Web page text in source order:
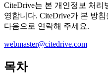
CiteDrive는 본 개인정보 처
영합니다. CiteDrive가 본 방
다음으로 연락해 주세요.
webmaster@citedrive.com
목차